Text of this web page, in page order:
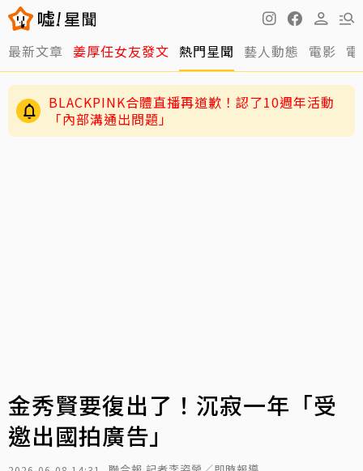
最新文章 姜厚任女友發文 熱門星聞 藝人動態 電影
BLACKPINK合體直播再道歉！認了10週年活動
「內部溝通出問題」
金秀賢要復出了！沉寂一年「受
邀出國拍廣告」